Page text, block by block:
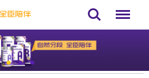
Search